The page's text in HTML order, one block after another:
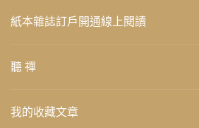
紙本雜誌訂戶開通線上閱讀
聽 禪
我的收藏文章